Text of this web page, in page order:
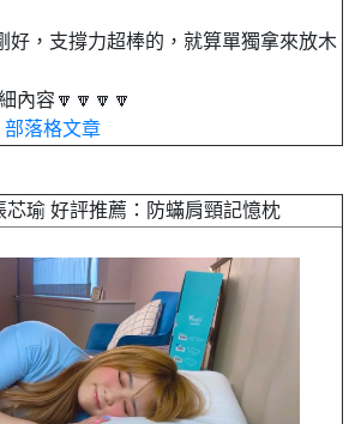
好，支撐力超棒的，就算單獨拿來放木
內容🔽🔽🔽🔽
部落格文章
芯瑜 好評推薦：防蟎肩頸記憶枕